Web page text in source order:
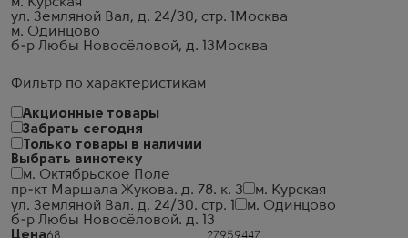
Фильтр по характеристикам
Акционные товары
Забрать сегодня
Только товары в наличии
Выбрать винотеку
м. Октябрьское Поле
пр-кт Маршала Жукова. д. 78. к. 3
м. Курская
ул. Земляной Вал. д. 24/30. стр. 1
м. Одинцово
б-р Любы Новосёловой. д. 13
ул. Земляной Вал, д. 24/30, стр. 1
Москва
м. Одинцово
б-р Любы Новосёловой, д. 13 Москва